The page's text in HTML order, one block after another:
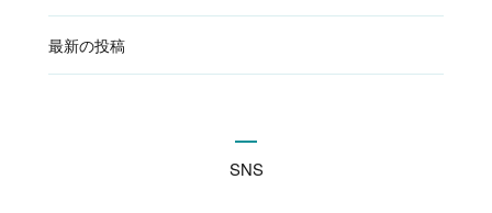
最新の投稿
SNS